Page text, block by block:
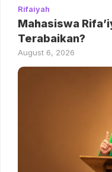
Rifaiyah
Mahasiswa
Terabaikan?
August 6, 2026